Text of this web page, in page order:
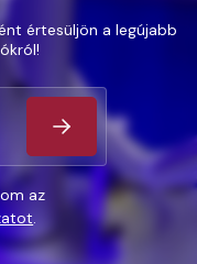
értesüljön a legújabb
az
.